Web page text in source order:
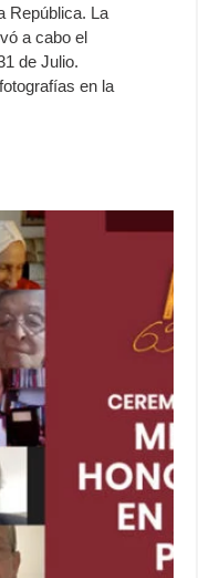
República. La
a cabo el
de Julio.
en la